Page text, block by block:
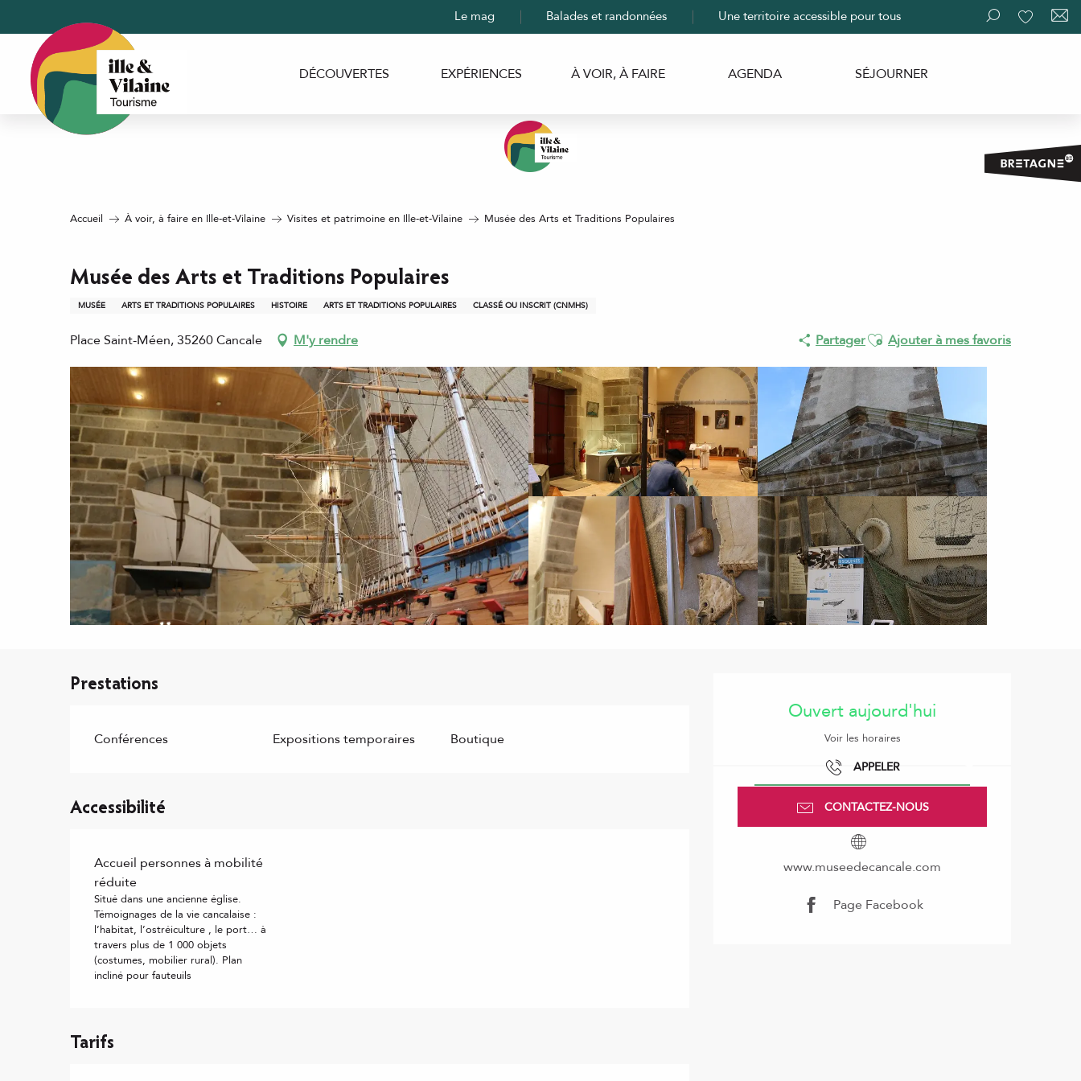
contenu
principal
Recherche
Le mag Balades et randonnées Une territoire accessible pour tous
DÉCOUVERTES EXPÉRIENCES À VOIR, À FAIRE AGENDA SÉJOURNER
Accueil À voir, à faire en Ille-et-Vilaine Visites et patrimoine en Ille-et-Vilaine Musée des Arts et Traditions Populaires
Musée des Arts et Traditions Populaires
MUSÉE ARTS ET TRADITIONS POPULAIRES HISTOIRE ARTS ET TRADITIONS POPULAIRES CLASSÉ OU INSCRIT (CNMHS)
Place Saint-Méen, 35260 Cancale M'y rendre PartagerAjouter aux favoris
Ajouter à mes favoris
Ouvert aujourd'hui
Voir les horaires
APPELER
CONTACTEZ-NOUS
www.museedecancale.com
Page Facebook
Prestations
Conférences Expositions temporaires Boutique
Accessibilité
Accueil personnes à mobilité
réduite
Situé dans une ancienne église.
Témoignages de la vie cancalaise :
l’habitat, l’ostréiculture , le port… à
travers plus de 1 000 objets
(costumes, mobilier rural). Plan
incliné pour fauteuils
Tarifs